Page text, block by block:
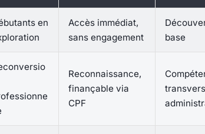
en
Accès immédiat,
sans engagement
base
Reconnaissance,
finançable via
CPF